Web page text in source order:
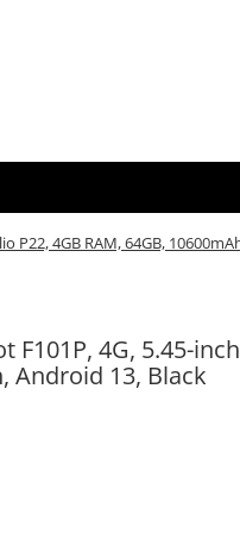
P22, 4GB RAM, 64GB,
F101P, 4G, 5.45-
Android 13, Black